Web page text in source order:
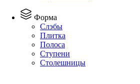
Форма
Слэбы
Плитка
Полоса
Ступени
Столешницы